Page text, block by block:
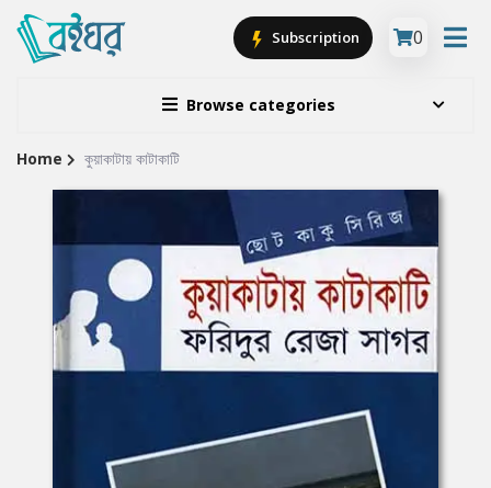
Browse categories
Subscription 0
Site
Home কুয়াকাটায় কাটাকাটি